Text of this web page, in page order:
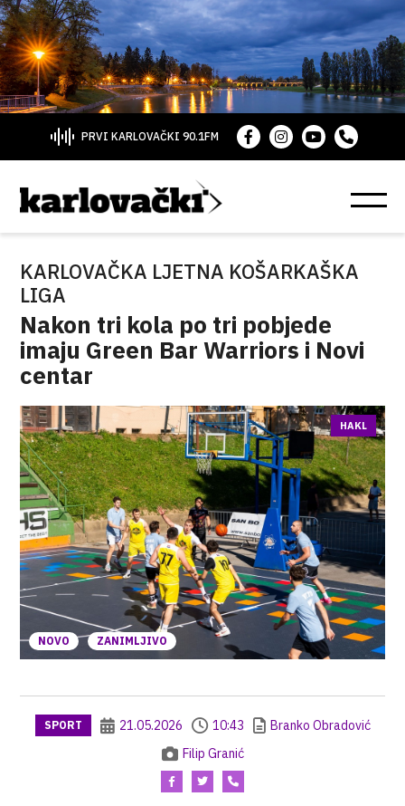
PRVI KARLOVAČKI 90.1FM
KARLOVAČKA LJETNA KOŠARKAŠKA
LIGA
Nakon tri kola po tri pobjede
imaju Green Bar Warriors i Novi
centar
NOVO ZANIMLJIVO
HAKL
SPORT 21.05.2026 10:43
Branko Obradović
Filip Granić